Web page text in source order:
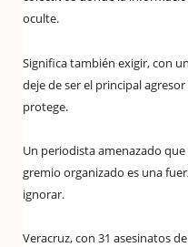
oculte.
Significa también exigir, con
deje de ser el principal
protege.
Un periodista amenazado
gremio organizado es una
ignorar.
Veracruz, con 31 asesinatos